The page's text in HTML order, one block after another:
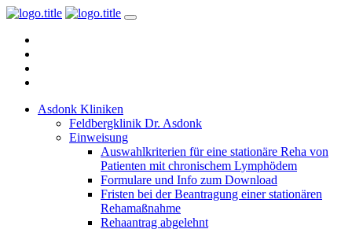
Asdonk Kliniken
Feldbergklinik Dr. Asdonk
Einweisung
Auswahlkriterien für eine stationäre Reha von
Patienten mit chronischem Lymphödem
Formulare und Info zum Download
Fristen bei der Beantragung einer stationären
Rehamaßnahme
Rehaantrag abgelehnt